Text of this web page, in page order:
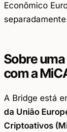
Econômico
Sobre
com a
A Bridge está
da União
Criptoativos